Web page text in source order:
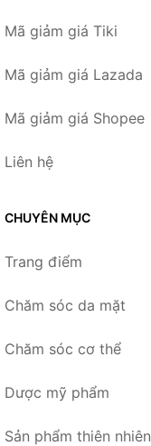
Mã giảm giá Tiki
Mã giảm giá Lazada
Mã giảm giá Shopee
Liên hệ
CHUYÊN MỤC
Trang điểm
Chăm sóc da mặt
Chăm sóc cơ thể
Dược mỹ phẩm
Sản phẩm thiên nhiên